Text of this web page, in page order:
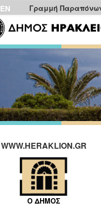
EN Γραμμή
WWW.HERAKLION.GR
Ο ΔΗΜΟΣ